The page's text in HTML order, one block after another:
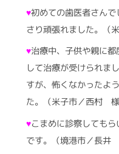
♥初めての歯医者さん
さり頑張れました。（
♥治療中、子供や親に
して治療が受けられま
すが、怖くなかったよ
た。（米子市／西村 様
♥こまめに診察しても
です。（境港市／長井